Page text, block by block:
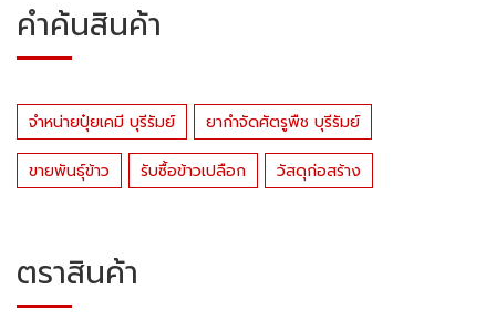
คำค้นสินค้า
จำหน่ายปุ๋ยเคมี บุรีรัมย์ ยากำจัดศัตรูพืช บุรีรัมย์
ขายพันธุ์ข้าว รับซื้อข้าวเปลือก วัสดุก่อสร้าง
ตราสินค้า